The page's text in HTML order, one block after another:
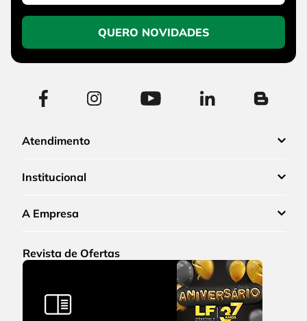
QUERO NOVIDADES
Atendimento
Institucional
A Empresa
Revista de Ofertas